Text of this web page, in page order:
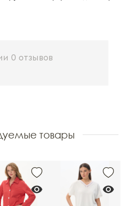
благодаря плотному полотну и
0 отзывов
товары